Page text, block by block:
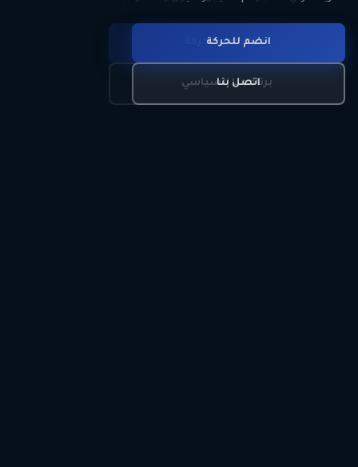
تعرّف على الحركة
برنامجنا السياسي
انضم للحركة
اتصل بنا